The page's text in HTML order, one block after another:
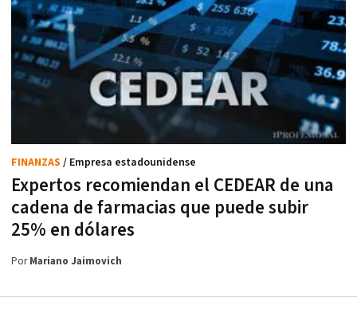
Expertos recomiendan el CEDEAR de una
cadena de farmacias que puede subir
25% en dólares
FINANZAS / Empresa estadounidense
PorMariano Jaimovich